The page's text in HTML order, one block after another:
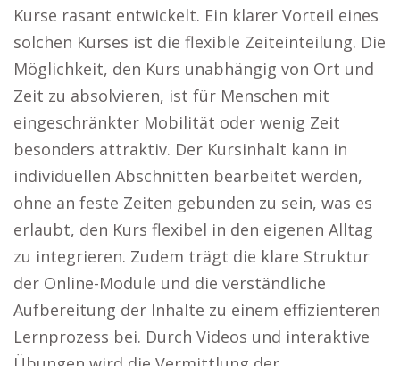
Kurse rasant entwickelt. Ein klarer Vorteil eines
solchen Kurses ist die flexible Zeiteinteilung. Die
Möglichkeit, den Kurs unabhängig von Ort und
Zeit zu absolvieren, ist für Menschen mit
eingeschränkter Mobilität oder wenig Zeit
besonders attraktiv. Der Kursinhalt kann in
individuellen Abschnitten bearbeitet werden,
ohne an feste Zeiten gebunden zu sein, was es
erlaubt, den Kurs flexibel in den eigenen Alltag
zu integrieren. Zudem trägt die klare Struktur
der Online-Module und die verständliche
Aufbereitung der Inhalte zu einem effizienteren
Lernprozess bei. Durch Videos und interaktive